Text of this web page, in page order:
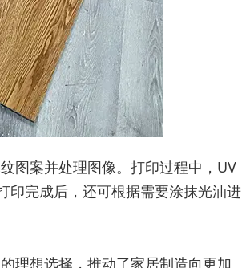
图案并处理图像。打印过程中，UV
印完成后，还可根据需要涂抹光油进
理想选择，推动了家居制造向更加